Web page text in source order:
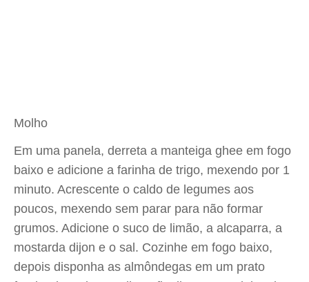
Molho
Em uma panela, derreta a manteiga ghee em fogo
baixo e adicione a farinha de trigo, mexendo por 1
minuto. Acrescente o caldo de legumes aos
poucos, mexendo sem parar para não formar
grumos. Adicione o suco de limão, a alcaparra, a
mostarda dijon e o sal. Cozinhe em fogo baixo,
depois disponha as almôndegas em um prato